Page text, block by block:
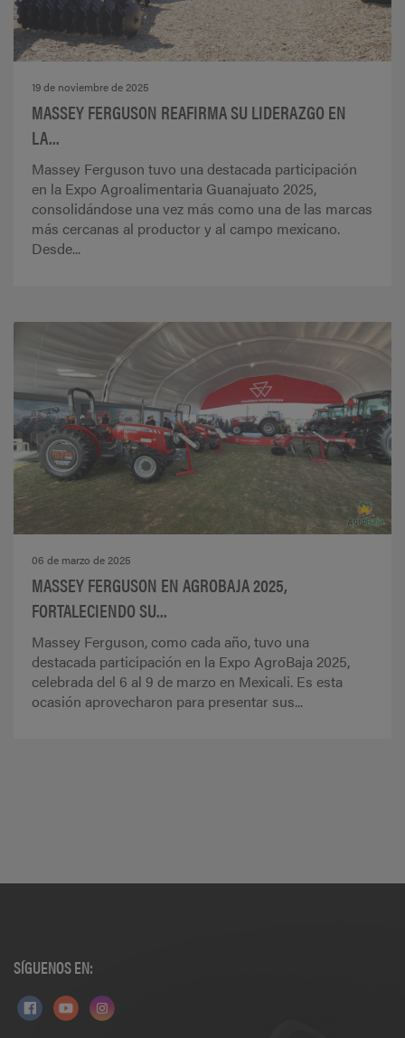
19 de noviembre de 2025
MASSEY FERGUSON REAFIRMA SU LIDERAZGO EN
LA...
Massey Ferguson tuvo una destacada participación
en la Expo Agroalimentaria Guanajuato 2025,
consolidándose una vez más como una de las marcas
más cercanas al productor y al campo mexicano.
Desde...
06 de marzo de 2025
MASSEY FERGUSON EN AGROBAJA 2025,
FORTALECIENDO SU...
Massey Ferguson, como cada año, tuvo una
destacada participación en la Expo AgroBaja 2025,
celebrada del 6 al 9 de marzo en Mexicali. Es esta
ocasión aprovecharon para presentar sus...
SÍGUENOS EN: